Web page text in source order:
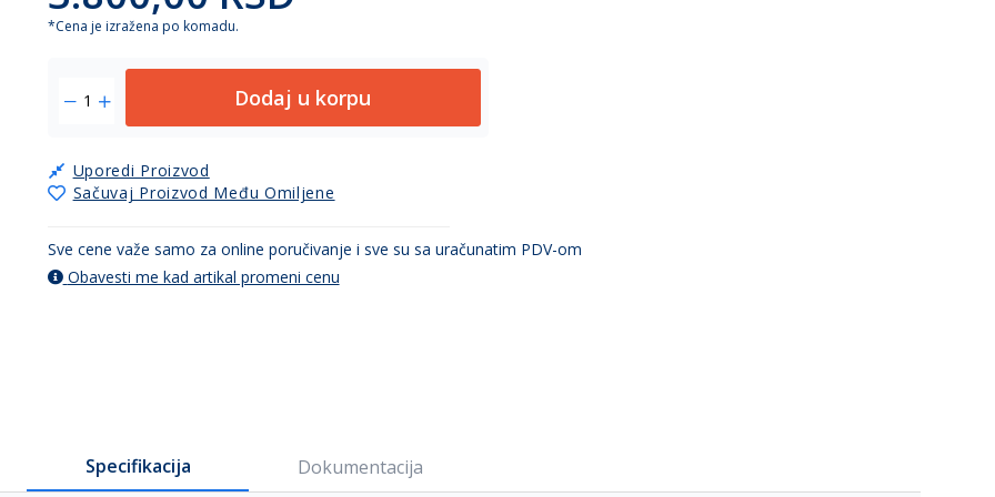
*Cena je izražena po komadu.
Dodaj u korpu
Sačuvaj Proizvod Među Omiljene
Uporedi Proizvod
Sve cene važe samo za online poručivanje i sve su sa uračunatim PDV-om
Obavesti me kad artikal promeni cenu
Specifikacija Dokumentacija